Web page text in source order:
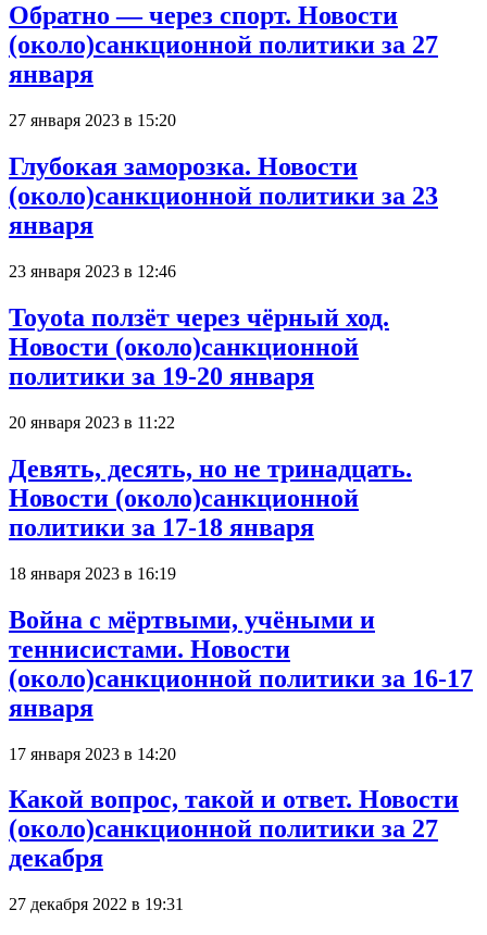
Обратно — через спорт. Новости
(около)санкционной политики за 27
января
27 января 2023 в 15:20
Глубокая заморозка. Новости
(около)санкционной политики за 23
января
23 января 2023 в 12:46
Toyota ползёт через чёрный ход.
Новости (около)санкционной
политики за 19-20 января
20 января 2023 в 11:22
Девять, десять, но не тринадцать.
Новости (около)санкционной
политики за 17-18 января
18 января 2023 в 16:19
Война с мёртвыми, учёными и
теннисистами. Новости
(около)санкционной политики за 16-17
января
17 января 2023 в 14:20
Какой вопрос, такой и ответ. Новости
(около)санкционной политики за 27
декабря
27 декабря 2022 в 19:31